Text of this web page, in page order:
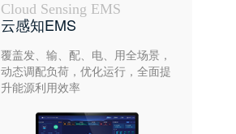
Cloud Sensing EMS
云感知EMS
覆盖发、输、配、电、用全场景，
动态调配负荷，优化运行，全面提
升能源利用效率